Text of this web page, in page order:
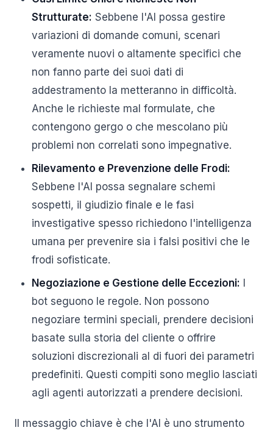
Strutturate: Sebbene l'AI possa gestire
variazioni di domande comuni, scenari
veramente nuovi o altamente specifici che
non fanno parte dei suoi dati di
addestramento la metteranno in difficoltà.
Anche le richieste mal formulate, che
contengono gergo o che mescolano più
problemi non correlati sono impegnative.
Rilevamento e Prevenzione delle Frodi:
Sebbene l'AI possa segnalare schemi
sospetti, il giudizio finale e le fasi
investigative spesso richiedono l'intelligenza
umana per prevenire sia i falsi positivi che le
frodi sofisticate.
Negoziazione e Gestione delle Eccezioni:
bot seguono le regole. Non possono
negoziare termini speciali, prendere decisioni
basate sulla storia del cliente o offrire
soluzioni discrezionali al di fuori dei parametri
predefiniti. Questi compiti sono meglio lasciati
agli agenti autorizzati a prendere decisioni.
Il messaggio chiave è che l'AI è uno strumento